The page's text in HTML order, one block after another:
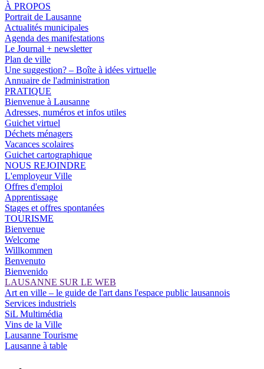
À PROPOS
Portrait de Lausanne
Actualités municipales
Agenda des manifestations
Le Journal + newsletter
Plan de ville
Une suggestion? – Boîte à idées virtuelle
Annuaire de l'administration
PRATIQUE
Bienvenue à Lausanne
Adresses, numéros et infos utiles
Guichet virtuel
Déchets ménagers
Vacances scolaires
Guichet cartographique
NOUS REJOINDRE
L'employeur Ville
Offres d'emploi
Apprentissage
Stages et offres spontanées
TOURISME
Bienvenue
Welcome
Willkommen
Benvenuto
Bienvenido
LAUSANNE SUR LE WEB
Art en ville – le guide de l'art dans l'espace public lausannois
Services industriels
SiL Multimédia
Vins de la Ville
Lausanne Tourisme
Lausanne à table